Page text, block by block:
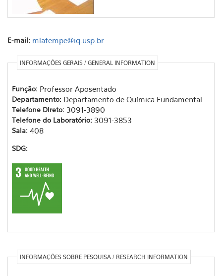
E-mail: mlatempe@iq.usp.br
INFORMAÇÕES GERAIS / GENERAL INFORMATION
Função: Professor Aposentado
Departamento: Departamento de Química Fundamental
Telefone Direto: 3091-3890
Telefone do Laboratório: 3091-3853
Sala: 408
SDG:
INFORMAÇÕES SOBRE PESQUISA / RESEARCH INFORMATION